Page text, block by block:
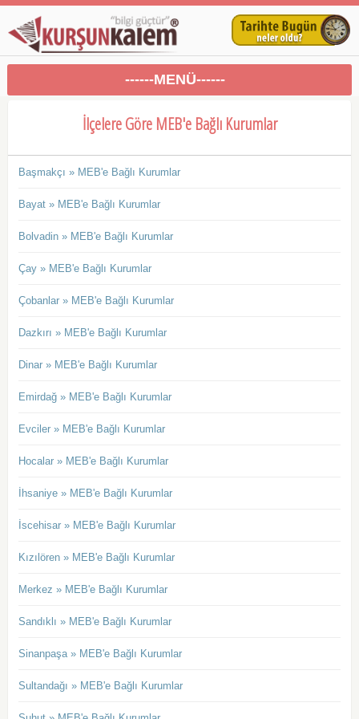
------MENÜ------
İlçelere Göre MEB'e Bağlı Kurumlar
Başmakçı » MEB'e Bağlı Kurumlar
Bayat » MEB'e Bağlı Kurumlar
Bolvadin » MEB'e Bağlı Kurumlar
Çay » MEB'e Bağlı Kurumlar
Çobanlar » MEB'e Bağlı Kurumlar
Dazkırı » MEB'e Bağlı Kurumlar
Dinar » MEB'e Bağlı Kurumlar
Emirdağ » MEB'e Bağlı Kurumlar
Evciler » MEB'e Bağlı Kurumlar
Hocalar » MEB'e Bağlı Kurumlar
İhsaniye » MEB'e Bağlı Kurumlar
İscehisar » MEB'e Bağlı Kurumlar
Kızılören » MEB'e Bağlı Kurumlar
Merkez » MEB'e Bağlı Kurumlar
Sandıklı » MEB'e Bağlı Kurumlar
Sinanpaşa » MEB'e Bağlı Kurumlar
Sultandağı » MEB'e Bağlı Kurumlar